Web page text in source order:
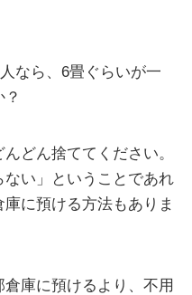
なら、6畳ぐらいが一
どん捨ててください。
ない」ということであれ
に預ける方法もありま
倉庫に預けるより、不用